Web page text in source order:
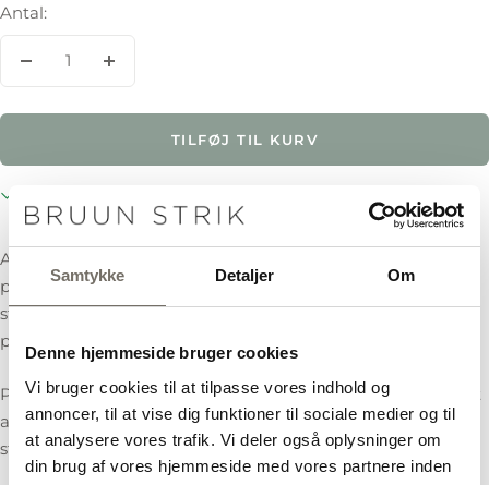
Samtykke Detaljer Om
Denne hjemmeside bruger cookies
Vi bruger cookies til at tilpasse vores indhold og
annoncer, til at vise dig funktioner til sociale medier og til
at analysere vores trafik. Vi deler også oplysninger om
din brug af vores hjemmeside med vores partnere inden
Antal:
mindsk
TILFØJ TIL KURV
Ark med strygemærker med de mest almindelige
pindestørrelser i både mm og US størrelser. Disse kan
stryges på, hvor du ønsker det, så det er nemmere at finde
præcis den størrelse, du leder efter.
Pakken indeholder et ark med strygemærker samt et tomt
ark strygeplast, som skal lægges mellem pindeetuiet og
strygejernet.